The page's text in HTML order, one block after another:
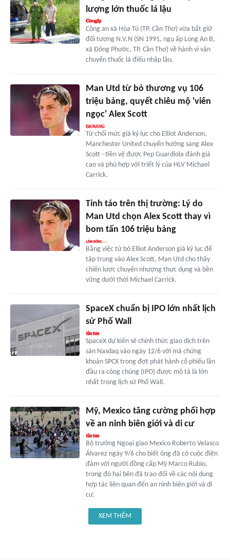
lượng lớn thuốc lá lậu
Công an xã Hòa Tú (TP. Cần Thơ) vừa bắt giữ
đối tượng N.V.N (SN 1991, ngụ ấp Long An B,
xã Đông Phước, TP. Cần Thơ) về hành vi vận
chuyển thuốc lá điếu nhập lậu.
Man Utd từ bỏ thương vụ 106
triệu bảng, quyết chiêu mộ 'viên
ngọc' Alex Scott
Từ chối mức giá kỷ lục cho Elliot Anderson,
Manchester United chuyển hướng sang Alex
Scott - tiền vệ được Pep Guardiola đánh giá
cao và phù hợp với triết lý của HLV Michael
Carrick.
Tỉnh táo trên thị trường: Lý do
Man Utd chọn Alex Scott thay vì
bom tấn 106 triệu bảng
Bằng việc từ bỏ Elliot Anderson giá kỷ lục để
tập trung vào Alex Scott, Man Utd cho thấy
chiến lược chuyển nhượng thực dụng và bền
vững dưới thời Michael Carrick.
SpaceX chuẩn bị IPO lớn nhất lịch
sử Phố Wall
SpaceX dự kiến sẽ chính thức giao dịch trên
sàn Nasdaq vào ngày 12/6 với mã chứng
khoán SPCX trong đợt phát hành cổ phiếu lần
đầu ra công chúng (IPO) được mô tả là lớn
nhất trong lịch sử Phố Wall.
Mỹ, Mexico tăng cường phối hợp
về an ninh biên giới và di cư
Bộ trưởng Ngoại giao Mexico Roberto Velasco
Álvarez ngày 9/6 cho biết ông đã có cuộc điện
đàm với người đồng cấp Mỹ Marco Rubio,
trong đó hai bên đã trao đổi về các nội dung
hợp tác liên quan đến an ninh biên giới và di
cư.
XEM THÊM